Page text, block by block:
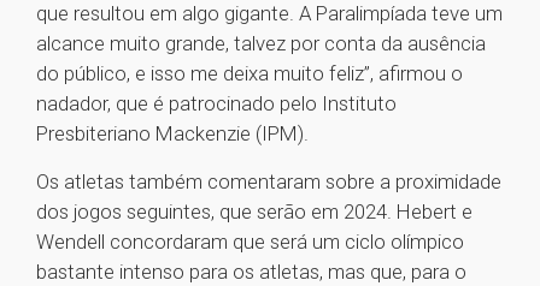
que resultou em algo gigante. A Paralimpíada teve um
alcance muito grande, talvez por conta da ausência
do público, e isso me deixa muito feliz”, afirmou o
nadador, que é patrocinado pelo Instituto
Presbiteriano Mackenzie (IPM).
Os atletas também comentaram sobre a proximidade
dos jogos seguintes, que serão em 2024. Hebert e
Wendell concordaram que será um ciclo olímpico
bastante intenso para os atletas, mas que, para o